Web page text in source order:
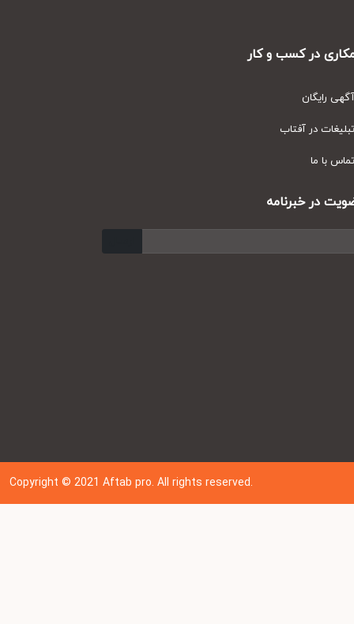
در کسب و کار
رایگان
در آفتاب
با ما
در خبرنامه
Copyright © 202 1Aftab pro. All rights reserved.